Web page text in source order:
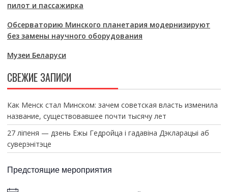
пилот и пассажирка
Обсерваторию Минского планетария модернизируют
без замены научного оборудования
Музеи Беларуси
СВЕЖИЕ ЗАПИСИ
Как Менск стал Минском: зачем советская власть изменила
название, существовавшее почти тысячу лет
27 ліпеня — дзень Ежы Гедройца і гадавіна Дэкларацыі аб
суверэнітэце
Предстоящие мероприятия